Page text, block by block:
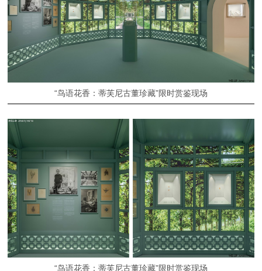
“鸟语花香：蒂芙尼古董珍藏”限时赏鉴现场
“鸟语花香：蒂芙尼古董珍藏”限时赏鉴现场